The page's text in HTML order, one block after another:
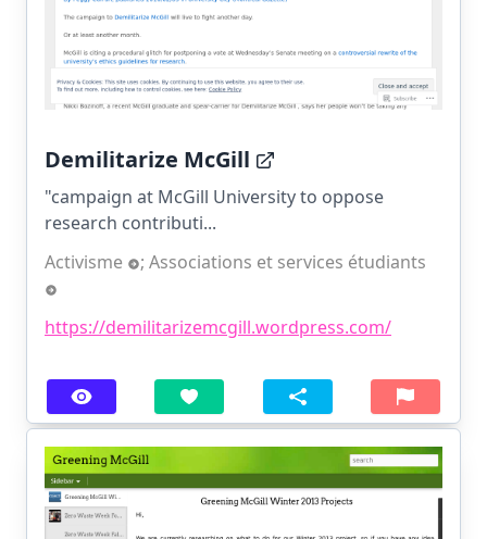
Demilitarize McGill
"campaign at McGill University to oppose
research contributi...
Activisme
; Associations et services étudiants
https://demilitarizemcgill.wordpress.com/